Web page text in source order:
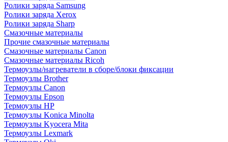
Ролики заряда Samsung
Ролики заряда Xerox
Ролики заряда Sharp
Смазочные материалы
Прочие смазочные материалы
Смазочные материалы Canon
Смазочные материалы Ricoh
Термоузлы/нагреватели в сборе/блоки фиксации
Термоузлы Brother
Термоузлы Canon
Термоузлы Epson
Термоузлы HP
Термоузлы Konica Minolta
Термоузлы Kyocera Mita
Термоузлы Lexmark